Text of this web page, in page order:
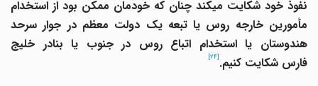
نفوذ خود شکایت می ‎کند چنان که خودمان ممکن بود از استخدام
مأمورین خارجه روس یا تبعه یک دولت معظم در جوار سرحد
هندوستانیا استخدام اتباع روس در جنوب یا بنادر خلیج
فارسشکایت کنیم.